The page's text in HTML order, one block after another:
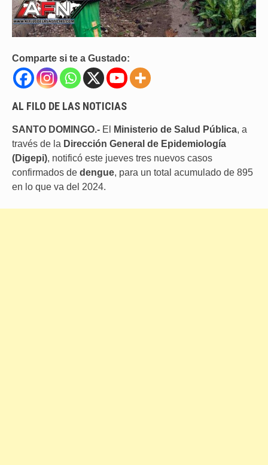
Comparte si te a Gustado:
AL FILO DE LAS NOTICIAS
SANTO DOMINGO.- El Ministerio de Salud Pública, a
través de la Dirección General de Epidemiología
(Digepi), notificó este jueves tres nuevos casos
confirmados de dengue, para un total acumulado de 895
en lo que va del 2024.